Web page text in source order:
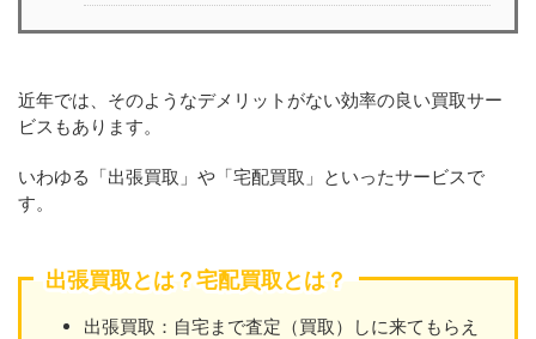
近年では、そのようなデメリットがない効率の良い買取サー
ビスもあります。
いわゆる「出張買取」や「宅配買取」といったサービスで
す。
出張買取とは？宅配買取とは？
出張買取：自宅まで査定（買取）しに来てもらえ